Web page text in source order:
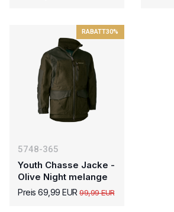
RABATT30%
5748-365
Youth Chasse Jacke -
Olive Night melange
Preis 69,99 EUR 99,99 EUR